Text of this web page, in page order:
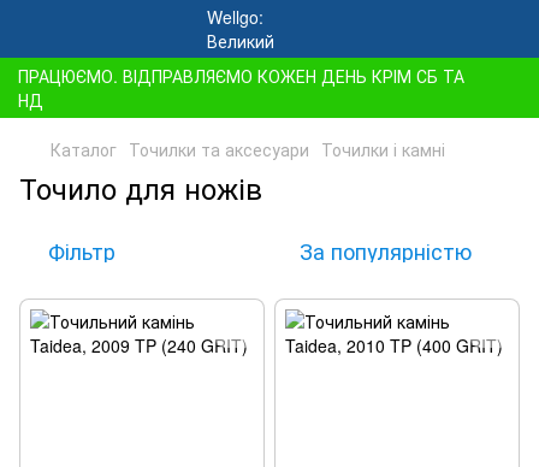
ПРАЦЮЄМО. ВІДПРАВЛЯЄМО КОЖЕН ДЕНЬ КРІМ СБ ТА
НД
Каталог Точилки та аксесуари Точилки і камні
Точило для ножів
Фільтр За популярністю